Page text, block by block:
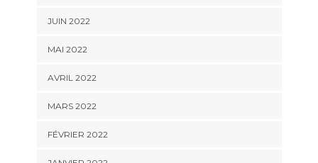
JUIN 2022
MAI 2022
AVRIL 2022
MARS 2022
FÉVRIER 2022